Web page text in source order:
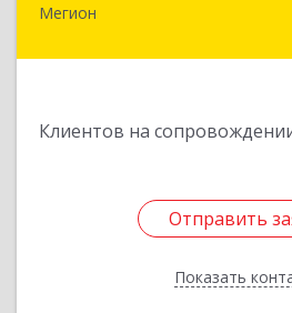
Мегион
Клиентов на
Отправить
Показать
Отправить
Назад